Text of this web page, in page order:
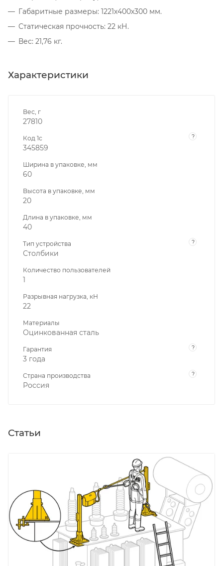
Габаритные размеры: 1221х400х300 мм.
Статическая прочность: 22 кН.
Вес: 21,76 кг.
Характеристики
Вес, г
27810
Код 1с ?
345859
Ширина в упаковке, мм
60
Высота в упаковке, мм
20
Длина в упаковке, мм
40
Тип устройства ?
Столбики
Количество пользователей
1
Разрывная нагрузка, кН
22
Материалы
Оцинкованная сталь
Гарантия ?
3 года
Страна производства ?
Россия
Статьи